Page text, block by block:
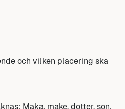
och vilken placering ska
Maka, make, dotter, son,